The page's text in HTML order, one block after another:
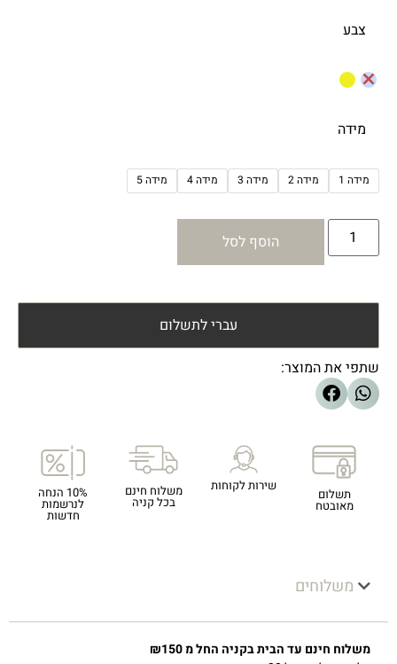
צבע
מידה
מידה 1 מידה 2 מידה 3 מידה 4 מידה 5
הוסף לסל
עברי לתשלום
שתפי את המוצר:
תשלום
מאובטח
שירות לקוחות משלוח חינם
בכל קניה
10% הנחה
לנרשמות
חדשות
משלוחים
משלוח חינם עד הבית בקניה החל מ ₪150